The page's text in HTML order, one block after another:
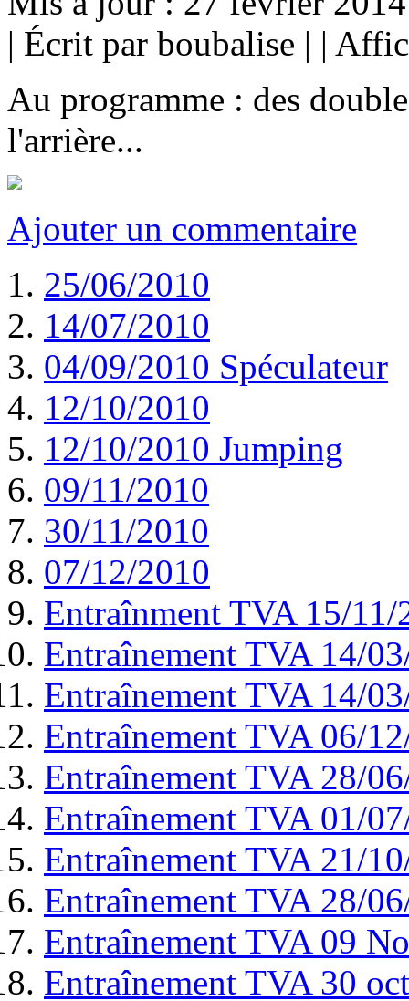
| Écrit par boubalise | |
Au programme : des
l'arrière...
Ajouter un commentaire
25/06/2010
14/07/2010
04/09/2010 Spéculateur
12/10/2010
12/10/2010 Jumping
09/11/2010
30/11/2010
07/12/2010
Entraînment TVA 15/
Entraînement TVA 14/
Entraînement TVA 14/
Entraînement TVA 06/
Entraînement TVA 28/
Entraînement TVA 01/
Entraînement TVA 21/
Entraînement TVA 28/
Entraînement TVA 09
Entraînement TVA 30